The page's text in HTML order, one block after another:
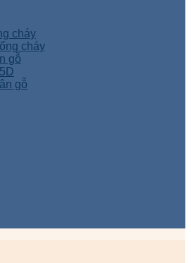
cháy
cháy
gỗ
gỗ